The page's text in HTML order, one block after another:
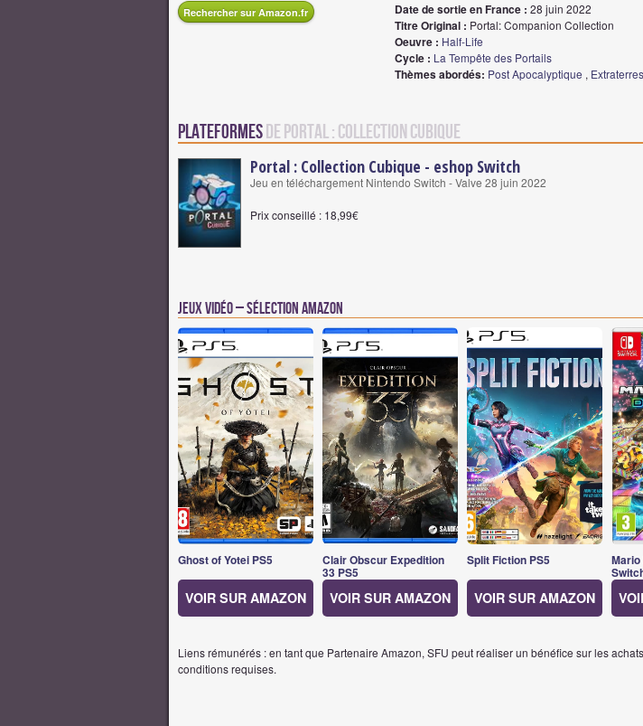
Rechercher sur Amazon.fr Date de sortie en France : 28 juin 2022
Titre Original : Portal: Companion Collection
Oeuvre : Half-Life
Cycle : La Tempête des Portails
Thèmes abordés: Post Apocalyptique ,
Plateformesde Portal : Collection Cubique
Portal : Collection Cubique - eshop Switch
Jeu en téléchargement Nintendo Switch - Valve 28 juin 2022
Prix conseillé : 18,99€
Jeux vidéo – Sélection Amazon
Ghost of Yotei PS5
VOIR SUR AMAZON
Clair Obscur Expedition
33 PS5
VOIR SUR AMAZON
Split Fiction PS5
VOIR SUR AMAZON
Liens rémunérés : en tant que Partenaire Amazon, SFU peut réaliser un bénéfice sur les
conditions requises.